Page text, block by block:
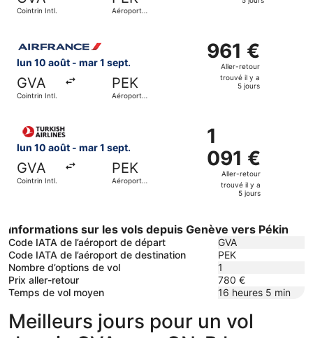
Cointrin Intl.
Aéroport
a
5
jours
lun 10 août - mar 1 sept.
GVA
Cointrin Intl.
PEK
Aéroport
961 €
Aller-
retour,
trouvé
a
5
jours
961 €
Aller-retour
trouvé il y a
5 jours
lun 10 août - mar 1 sept.
GVA
Cointrin Intl.
PEK
Aéroport
1
091 €
Aller-
retour,
trouvé
a
jours
1
091 €
Aller-retour
trouvé il y a
5 jours
Informations sur les vols depuis Genève vers Pékin
Code IATA de l’aéroport de départ
GVA
Code IATA de l’aéroport de destination
PEK
Nombre d’options de vol
1
Prix aller-retour
780 €
Temps de vol moyen
16 heures 5 min
Meilleurs jours pour un vol